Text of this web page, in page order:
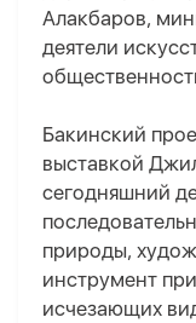
Алакбаров,
деятели
Бакинский
выставкой
сегодняшний
природы,
инструмент
исчезающих